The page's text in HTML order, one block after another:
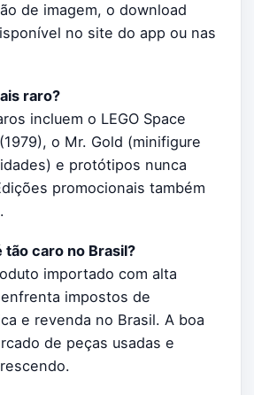
de imagem, o download
no site do app ou nas
raro?
incluem o LEGO Space
o Mr. Gold (minifigure
e protótipos nunca
promocionais também
tão caro no Brasil?
importado com alta
impostos de
e revenda no Brasil. A boa
de peças usadas e